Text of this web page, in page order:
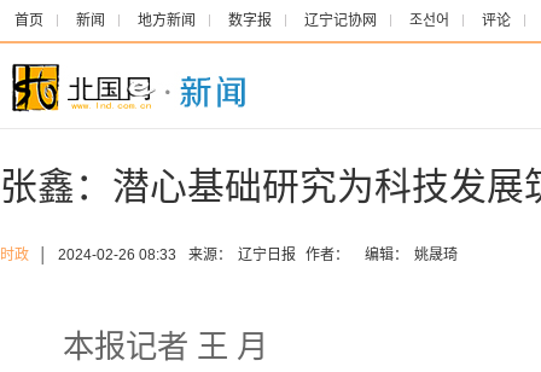
首页 新闻 地方新闻 数字报 辽宁记协网 조선어 评论
张鑫：潜心基础研究为科技发展
时政 2024-02-26 08:33 来源： 辽宁日报 作者： 编辑： 姚晟琦
本报记者 王 月